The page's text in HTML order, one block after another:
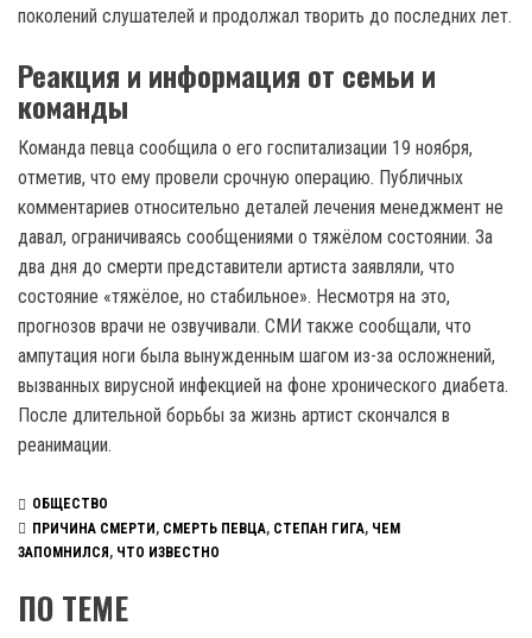
поколений слушателей и продолжал творить до последних лет.
Реакция и информация от семьи и
команды
Команда певца сообщила о его госпитализации 19 ноября,
отметив, что ему провели срочную операцию. Публичных
комментариев относительно деталей лечения менеджмент не
давал, ограничиваясь сообщениями о тяжёлом состоянии. За
два дня до смерти представители артиста заявляли, что
состояние «тяжёлое, но стабильное». Несмотря на это,
прогнозов врачи не озвучивали. СМИ также сообщали, что
ампутация ноги была вынужденным шагом из-за осложнений,
вызванных вирусной инфекцией на фоне хронического диабета.
После длительной борьбы за жизнь артист скончался в
реанимации.
ОБЩЕСТВО
ПРИЧИНА СМЕРТИ , СМЕРТЬ ПЕВЦА, СТЕПАН ГИГА, ЧЕМ
ЗАПОМНИЛСЯ, ЧТО ИЗВЕСТНО
ПО ТЕМЕ